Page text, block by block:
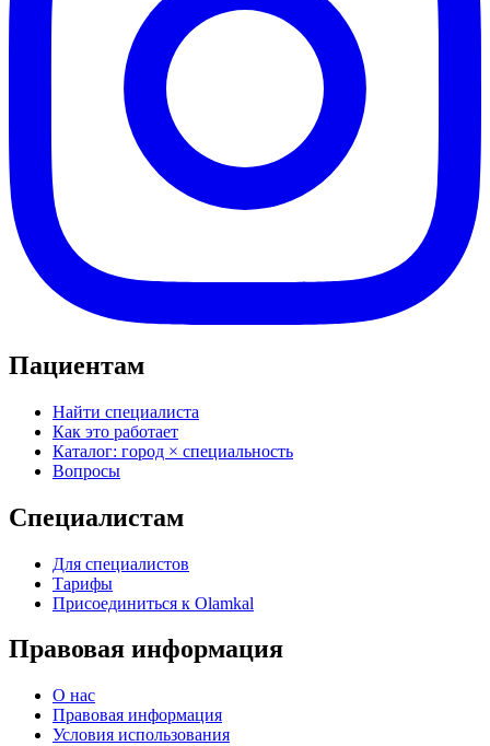
Пациентам
Найти специалиста
Как это работает
Каталог: город × специальность
Вопросы
Специалистам
Для специалистов
Тарифы
Присоединиться к Olamkal
Правовая информация
О нас
Правовая информация
Условия использования